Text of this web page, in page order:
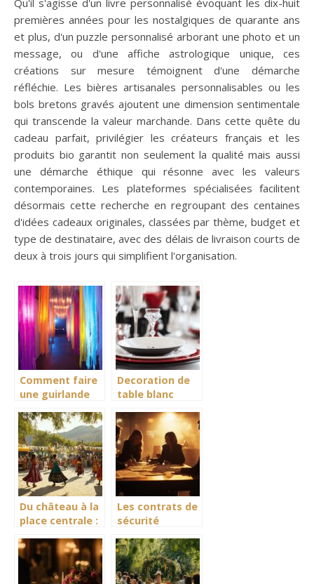
premières années pour les nostalgiques de quarante ans
et plus, d'un puzzle personnalisé arborant une photo et un
message, ou d'une affiche astrologique unique, ces
créations sur mesure témoignent d'une démarche
réfléchie. Les bières artisanales personnalisables ou les
bols bretons gravés ajoutent une dimension sentimentale
qui transcende la valeur marchande. Dans cette quête du
cadeau parfait, privilégier les créateurs français et les
produits bio garantit non seulement la qualité mais aussi
une démarche éthique qui résonne avec les valeurs
contemporaines. Les plateformes spécialisées facilitent
désormais cette recherche en regroupant des centaines
d'idées cadeaux originales, classées par thème, budget et
type de destinataire, avec des délais de livraison courts de
deux à trois jours qui simplifient l'organisation.
Comment faire
une guirlande
crepon : 5
etapes faciles
pour une
decoration de
mariage
feerique
Decoration de
table blanc
Creez
l’ambiance
parfaite d’une
soiree Gatsby
Du château à la
place centrale :
découverte de
la Fête du
Campoiral
Les contrats de
sécurité
pour votre
événement :
guide complet